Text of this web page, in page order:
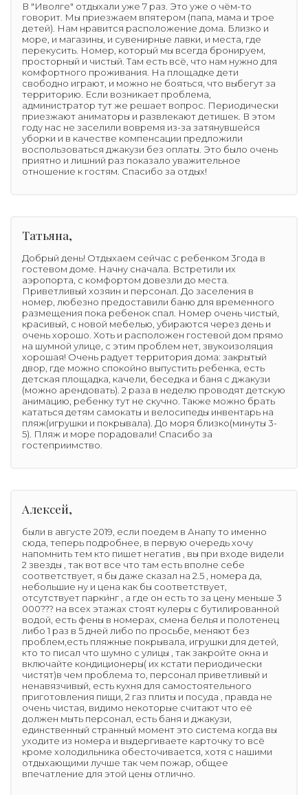
В "Иволге" отдыхали уже 7 раз. Это уже о чём-то
говорит. Мы приезжаем впятером (папа, мама и трое
детей). Нам нравится расположение дома. Близко и
море, и магазины, и сувенирные лавки, и места, где
перекусить. Номер, который мы всегда бронируем,
просторный и чистый. Там есть всё, что нам нужно для
комфортного проживания. На площадке дети
свободно играют, и можно не бояться, что выбегут за
территорию. Если возникает проблема,
администратор тут же решает вопрос. Периодически
приезжают аниматоры и развлекают детишек. В этом
году нас не заселили вовремя из-за затянувшейся
уборки и в качестве компенсации предложили
воспользоваться джакузи без оплаты. Это было очень
приятно и лишний раз показало уважительное
отношение к гостям. Спасибо за отдых!
Татьяна,
Добрый день! Отдыхаем сейчас с ребенком 3года в
гостевом доме. Начну сначала. Встретили их
аэропорта, с комфортом довезли до места.
Приветливый хозяин и персонал. До заселения в
номер, любезно предоставили баню для временного
размещения пока ребенок спал. Номер очень чистый,
красивый, с новой мебелью, убираются через день и
очень хорошо. Хоть и расположен гостевой дом прямо
на шумной улице, с этим проблем нет, звукоизоляция
хорошая! Очень радует территория дома: закрытый
двор, где можно спокойно выпустить ребенка, есть
детская площадка, качели, беседка и баня с джакузи
(можно арендовать). 2 раза в неделю проводят детскую
анимацию, ребенку тут не скучно. Также можно брать
кататься детям самокаты и велосипеды инвентарь на
пляж(игрушки и покрывала). До моря близко(минуты 3-
5). Пляж и море порадовали! Спасибо за
гостеприимство.
Алексей,
были в августе 2019, если поедем в Анапу то именно
сюда, теперь подробнее, в первую очередь хочу
напомнить тем кто пишет негатив , вы при входе видели
2 звезды , так вот все что там есть вполне себе
соответствует, я бы даже сказал на 2.5 , номера да,
небольшие ну и цена как бы соответствует,
отсутствует парки́нг , а где он есть то за цену меньше 3
000??? на всех этажах стоят кулеры с бутилированной
водой, есть фены в номерах, смена белья и полотенец
либо 1 раз в 5 дней либо по просьбе, меняют без
проблем,есть пляжные покрывала, игрушки для детей,
кто то писал что шумно с улицы , так закройте окна и
включайте кондиционеры( их кстати периодически
чистят)в чем проблема то, персонал приветливый и
ненавязчивый, есть кухня для самостоятельного
приготовления пищи, 2 газ плиты и посуда , правда не
очень чистая, видимо некоторые считают что её
должен мыть персонал, есть баня и джакузи,
единственный странный момент это система когда вы
уходите из номера и выдергиваете карточку то всё
кроме холодильника обесточивается, хотя с нашими
отдыхающими лучше так чем пожар, общее
впечатление для этой цены отлично.